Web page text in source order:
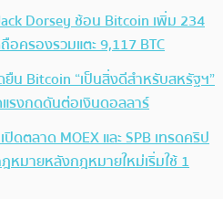
Dorsey ช้อน Bitcoin เพิ่ม 234
อครองรวมแตะ 9,117 BTC
น Bitcoin “เป็นสิ่งดีสำหรับสหรัฐฯ”
แรงกดดันต่อเงินดอลลาร์
ปิดตลาด MOEX และ SPB เทรดคริป
หมายหลังกฎหมายใหม่เริ่มใช้ 1